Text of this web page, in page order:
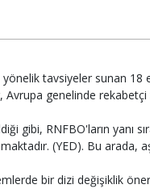
tavsiyeler sunan 18
Avrupa genelinde
gibi, RNFBO'ların yanı
(YED). Bu arada,
bir dizi değişiklik